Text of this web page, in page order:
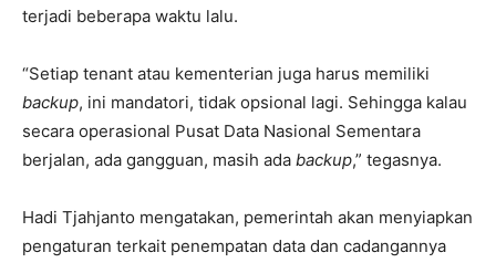
terjadi beberapa waktu lalu.
“Setiap tenant atau kementerian juga harus memiliki
backup, ini mandatori, tidak opsional lagi. Sehingga kalau
secara operasional Pusat Data Nasional Sementara
berjalan, ada gangguan, masih ada backup,” tegasnya.
Hadi Tjahjanto mengatakan, pemerintah akan menyiapkan
pengaturan terkait penempatan data dan cadangannya